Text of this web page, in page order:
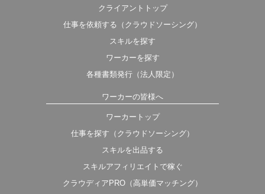
クライアントトップ
仕事を依頼する（クラウドソーシング）
スキルを探す
ワーカーを探す
各種書類発行（法人限定）
ワーカーの皆様へ
ワーカートップ
仕事を探す（クラウドソーシング）
スキルを出品する
スキルアフィリエイトで稼ぐ
クラウディアPRO（高単価マッチング）